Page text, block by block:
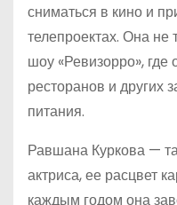
сниматься в кино и
телепроектах. Она не
шоу «Ревизорро», где
ресторанов и других
питания.
Равшана Куркова —
актриса, ее расцвет
каждым годом она